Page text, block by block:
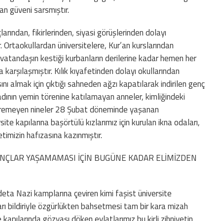
güveni sarsmıştır.
fikirlerinden, siyasi görüşlerinden dolayı
üniversitelere, Kur’an kurslarından
kestiği kurbanların derilerine kadar hemen her
Kılık kıyafetinden dolayı okullarından
almak için çıktığı sahneden ağzı kapatılarak indirilen genç
yemin törenine katılamayan anneler, kimliğindeki
nineler 28 Şubat döneminde yaşanan
kapılarına başörtülü kızlarımız için kurulan ikna odaları,
hafızasına kazınmıştır.
YAŞAMAMASI İÇİN BUGÜNE KADAR ELİMİZDEN
Nazi kamplarına çeviren kimi faşist üniversite
bildiriyle özgürlükten bahsetmesi tam bir kara mizah